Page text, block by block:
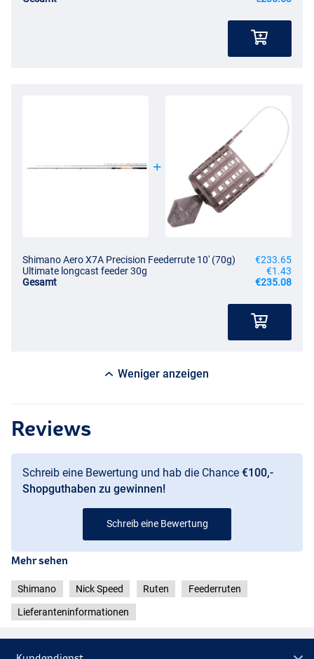
Shimano Aero X7A Precision Feederrute 10' (70g)
€233.65
Ultimate longcast feeder 30g
€1.43
Gesamt
€235.08
Weniger anzeigen
Reviews
Schreib eine Bewertung und hab die Chance €100,-
Shopguthaben zu gewinnen!
Schreib eine Bewertung
Mehr sehen
Shimano Nick Speed Ruten Feederruten
Lieferanteninformationen